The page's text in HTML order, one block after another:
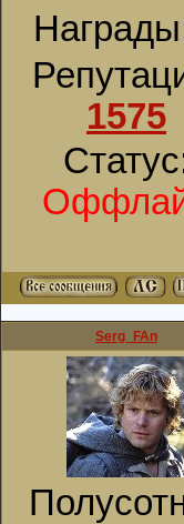
1575
Serg_FAn